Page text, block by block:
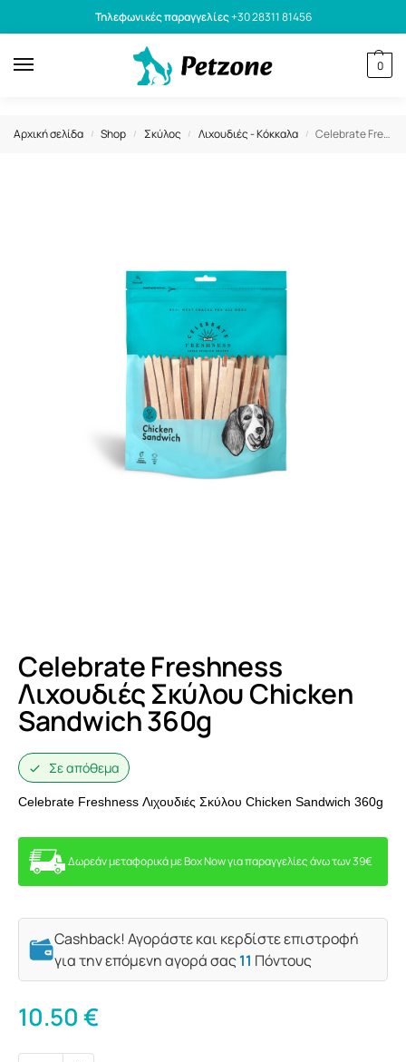
Τηλεφωνικές παραγγελίες+30 28311 81456
0
Αρχική σελίδα / Shop / Σκύλος / Λιχουδιές - Κόκκαλα / Celebrate Freshness Λιχουδιές Σκύλου Chicken Sandwich 360g
Celebrate Freshness
Λιχουδιές Σκύλου Chicken
Sandwich 360g
Σε απόθεμα
Celebrate Freshness Λιχουδιές Σκύλου Chicken Sandwich 360g
Δωρεάν μεταφορικά με Box Now για παραγγελίες άνω των 39€
Cashback! Αγοράστε και κερδίστε επιστροφή
για την επόμενη αγορά σας11 Πόντους
10.50€